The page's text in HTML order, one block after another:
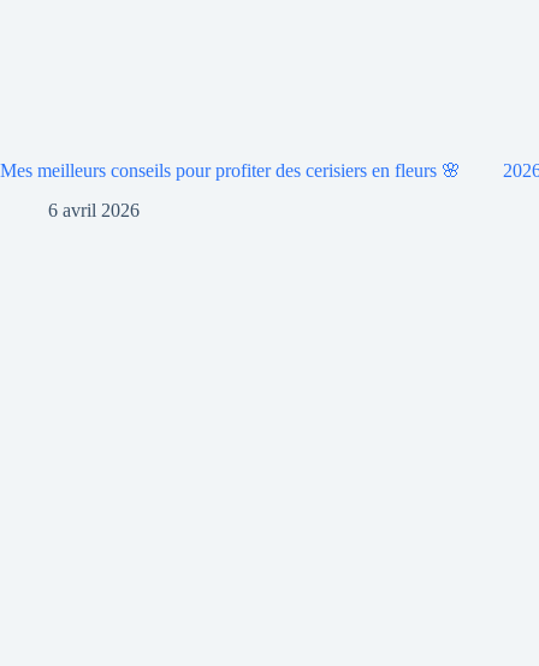
Mes meilleurs conseils pour profiter des cerisiers en fleurs 🌸
6 avril 2026